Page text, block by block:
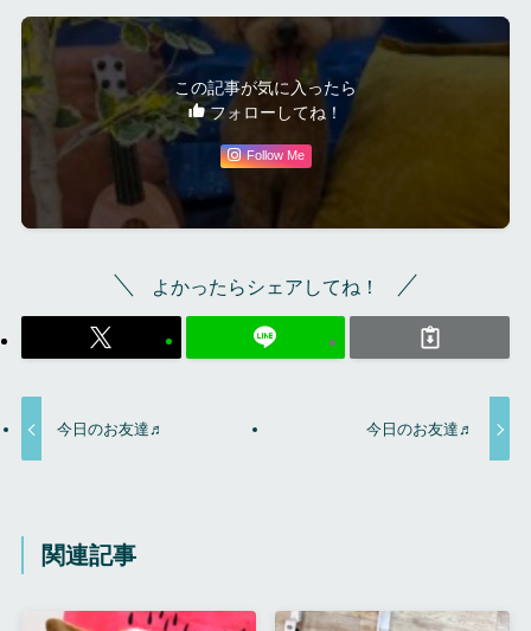
この記事が気に入ったら
フォローしてね！
Follow Me
よかったらシェアしてね！
今日のお友達♬ 今日のお友達♬
関連記事